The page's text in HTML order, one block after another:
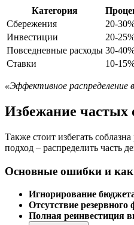
Категория
Сбережения
20-
Инвестиции
20-
Повседневные расходы 30-
Ставки
10-
«Эффективное
Избежание частых
Также стоит избегать
подход – распределить часть
Основные ошибки и как
Игнорирование
Отсутствие резервного
Полная реинвестиция